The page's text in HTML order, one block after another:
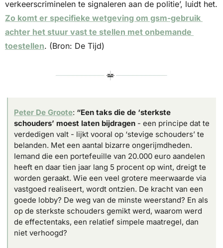
Zo komt er specifieke wetgeving om gsm-gebruik
achter het stuur vast te stellen met onbemande
toestellen. (Bron: De Tijd)
Peter De Groote: “Een taks die de ‘sterkste
schouders’ moest laten bijdragen - een principe dat te
verdedigen valt - lijkt vooral op ‘stevige schouders’ te
belanden. Met een aantal bizarre ongerijmdheden.
Iemand die een portefeuille van 20.000 euro aandelen
heeft en daar tien jaar lang 5 procent op wint, dreigt te
worden geraakt. Wie een veel grotere meerwaarde via
vastgoed realiseert, wordt ontzien. De kracht van een
goede lobby? De weg van de minste weerstand? En als
op de sterkste schouders gemikt werd, waarom werd
de effectentaks, een relatief simpele maatregel, dan
niet verhoogd?